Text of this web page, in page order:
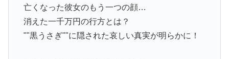
亡くなった彼女のもう一つの顔…
消えた一千万円の行方とは？
""黒うさぎ""に隠された哀しい真実が明らかに！